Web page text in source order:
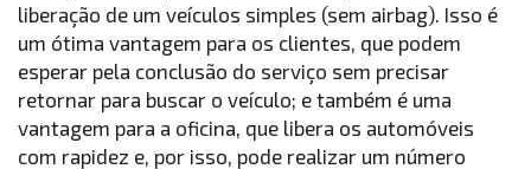
liberação de um veículos simples (sem airbag). Isso é
um ótima vantagem para os clientes, que podem
esperar pela conclusão do serviço sem precisar
retornar para buscar o veículo; e também é uma
vantagem para a oficina, que libera os automóveis
com rapidez e, por isso, pode realizar um número